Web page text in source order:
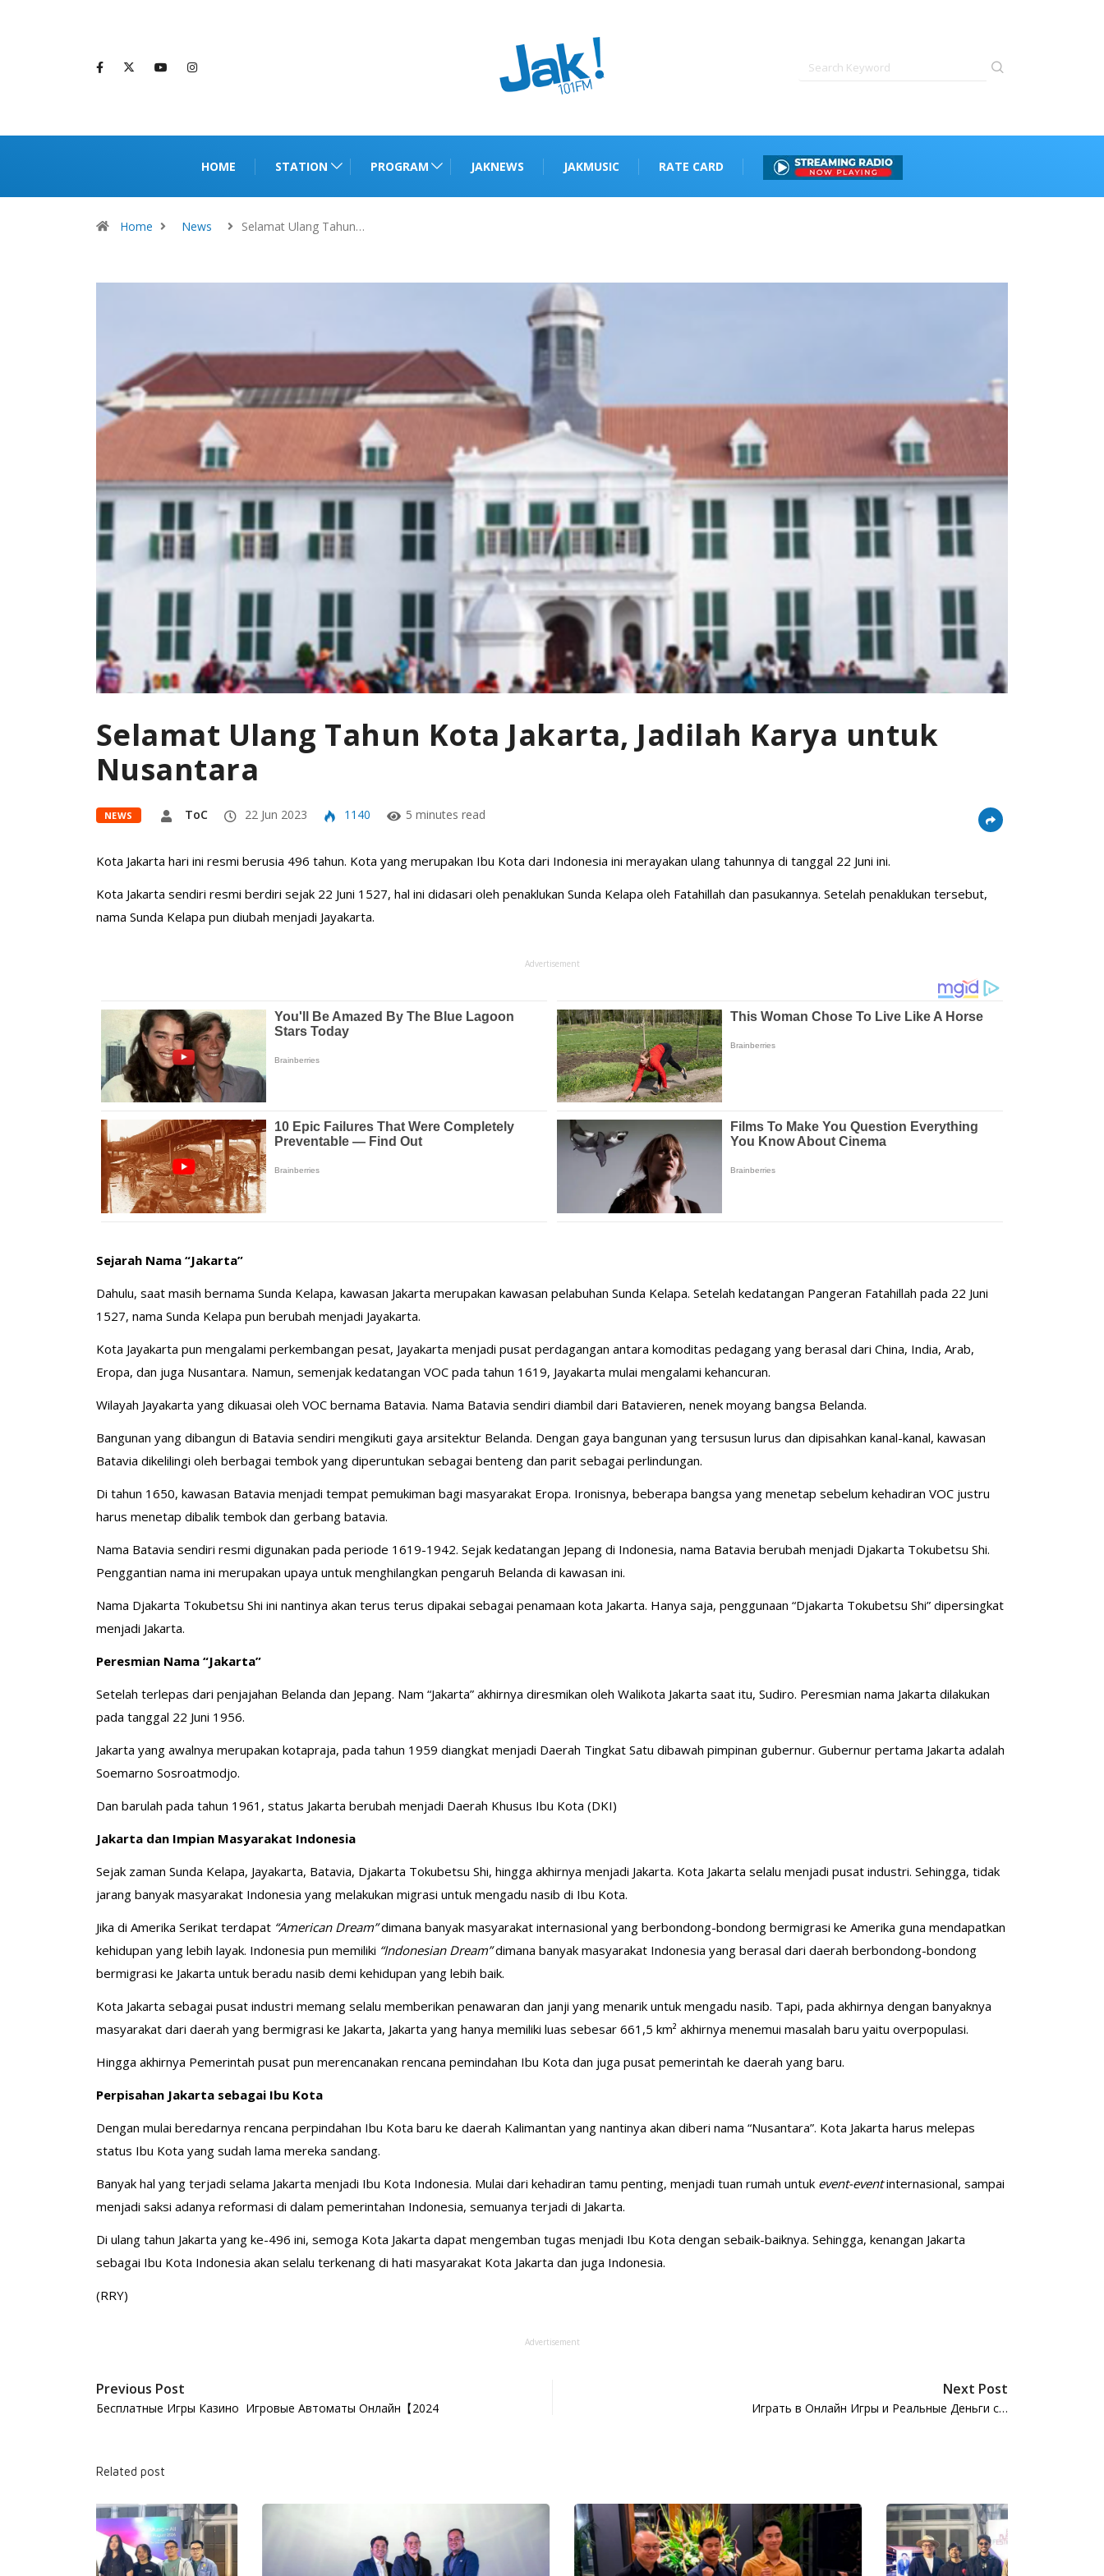
HOME STATION PROGRAM JAKNEWS JAKMUSIC RATE CARD
Home News Selamat Ulang Tahun…
Selamat Ulang Tahun Kota Jakarta, Jadilah Karya untuk
Nusantara
NEWS ToC 22 Jun 2023 1140 5 minutes read
Kota Jakarta hari ini resmi berusia 496 tahun. Kota yang merupakan Ibu Kota dari Indonesia ini merayakan ulang tahunnya di tanggal 22 Juni ini.
Kota Jakarta sendiri resmi berdiri sejak 22 Juni 1527, hal ini didasari oleh penaklukan Sunda Kelapa oleh Fatahillah dan pasukannya. Setelah penaklukan tersebut,
nama Sunda Kelapa pun diubah menjadi Jayakarta.
Advertisement
Sejarah Nama “Jakarta”
Dahulu, saat masih bernama Sunda Kelapa, kawasan Jakarta merupakan kawasan pelabuhan Sunda Kelapa. Setelah kedatangan Pangeran Fatahillah pada 22 Juni
1527, nama Sunda Kelapa pun berubah menjadi Jayakarta.
Kota Jayakarta pun mengalami perkembangan pesat, Jayakarta menjadi pusat perdagangan antara komoditas pedagang yang berasal dari China, India, Arab,
Eropa, dan juga Nusantara. Namun, semenjak kedatangan VOC pada tahun 1619, Jayakarta mulai mengalami kehancuran.
Wilayah Jayakarta yang dikuasai oleh VOC bernama Batavia. Nama Batavia sendiri diambil dari Batavieren, nenek moyang bangsa Belanda.
Bangunan yang dibangun di Batavia sendiri mengikuti gaya arsitektur Belanda. Dengan gaya bangunan yang tersusun lurus dan dipisahkan kanal-kanal, kawasan
Batavia dikelilingi oleh berbagai tembok yang diperuntukan sebagai benteng dan parit sebagai perlindungan.
Di tahun 1650, kawasan Batavia menjadi tempat pemukiman bagi masyarakat Eropa. Ironisnya, beberapa bangsa yang menetap sebelum kehadiran VOC justru
harus menetap dibalik tembok dan gerbang batavia.
Nama Batavia sendiri resmi digunakan pada periode 1619-1942. Sejak kedatangan Jepang di Indonesia, nama Batavia berubah menjadi Djakarta Tokubetsu Shi.
Penggantian nama ini merupakan upaya untuk menghilangkan pengaruh Belanda di kawasan ini.
Nama Djakarta Tokubetsu Shi ini nantinya akan terus terus dipakai sebagai penamaan kota Jakarta. Hanya saja, penggunaan “Djakarta Tokubetsu Shi” dipersingkat
menjadi Jakarta.
Peresmian Nama “Jakarta”
Setelah terlepas dari penjajahan Belanda dan Jepang. Nam “Jakarta” akhirnya diresmikan oleh Walikota Jakarta saat itu, Sudiro. Peresmian nama Jakarta dilakukan
pada tanggal 22 Juni 1956.
Jakarta yang awalnya merupakan kotapraja, pada tahun 1959 diangkat menjadi Daerah Tingkat Satu dibawah pimpinan gubernur. Gubernur pertama Jakarta adalah
Soemarno Sosroatmodjo.
Dan barulah pada tahun 1961, status Jakarta berubah menjadi Daerah Khusus Ibu Kota (DKI)
Jakarta dan Impian Masyarakat Indonesia
Sejak zaman Sunda Kelapa, Jayakarta, Batavia, Djakarta Tokubetsu Shi, hingga akhirnya menjadi Jakarta. Kota Jakarta selalu menjadi pusat industri. Sehingga, tidak
jarang banyak masyarakat Indonesia yang melakukan migrasi untuk mengadu nasib di Ibu Kota.
Jika di Amerika Serikat terdapat “American Dream”dimana banyak masyarakat internasional yang berbondong-bondong bermigrasi ke Amerika guna mendapatkan
kehidupan yang lebih layak. Indonesia pun memiliki “Indonesian Dream”dimana banyak masyarakat Indonesia yang berasal dari daerah berbondong-bondong
bermigrasi ke Jakarta untuk beradu nasib demi kehidupan yang lebih baik.
Kota Jakarta sebagai pusat industri memang selalu memberikan penawaran dan janji yang menarik untuk mengadu nasib. Tapi, pada akhirnya dengan banyaknya
masyarakat dari daerah yang bermigrasi ke Jakarta, Jakarta yang hanya memiliki luas sebesar 661,5 km² akhirnya menemui masalah baru yaitu overpopulasi.
Hingga akhirnya Pemerintah pusat pun merencanakan rencana pemindahan Ibu Kota dan juga pusat pemerintah ke daerah yang baru.
Perpisahan Jakarta sebagai Ibu Kota
Dengan mulai beredarnya rencana perpindahan Ibu Kota baru ke daerah Kalimantan yang nantinya akan diberi nama “Nusantara”. Kota Jakarta harus melepas
status Ibu Kota yang sudah lama mereka sandang.
Banyak hal yang terjadi selama Jakarta menjadi Ibu Kota Indonesia. Mulai dari kehadiran tamu penting, menjadi tuan rumah untuk event-eventinternasional, sampai
menjadi saksi adanya reformasi di dalam pemerintahan Indonesia, semuanya terjadi di Jakarta.
Di ulang tahun Jakarta yang ke-496 ini, semoga Kota Jakarta dapat mengemban tugas menjadi Ibu Kota dengan sebaik-baiknya. Sehingga, kenangan Jakarta
sebagai Ibu Kota Indonesia akan selalu terkenang di hati masyarakat Kota Jakarta dan juga Indonesia.
(RRY)
Advertisement
Previous Post
Бесплатные Игры Казино ️ Игровые Автоматы Онлайн【2024
Next Post
Играть в Онлайн Игры и Реальные Деньги с…
Related post